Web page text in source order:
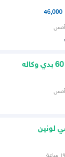
46,000
أمس
فيات ابارث 2023 ماشي 60 بدي وكاله
أمس